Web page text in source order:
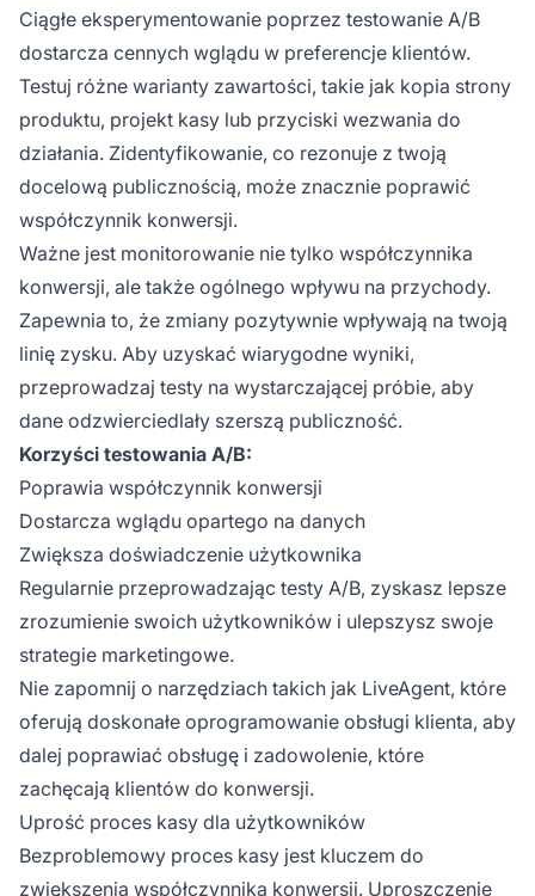
Ciągłe eksperymentowanie poprzez testowanie A/B
dostarcza cennych wglądu w preferencje klientów.
Testuj różne warianty zawartości, takie jak kopia strony
produktu, projekt kasy lub przyciski wezwania do
działania. Zidentyfikowanie, co rezonuje z twoją
docelową publicznością, może znacznie poprawić
współczynnik konwersji.
Ważne jest monitorowanie nie tylko współczynnika
konwersji, ale także ogólnego wpływu na przychody.
Zapewnia to, że zmiany pozytywnie wpływają na twoją
linię zysku. Aby uzyskać wiarygodne wyniki,
przeprowadzaj testy na wystarczającej próbie, aby
dane odzwierciedlały szerszą publiczność.
Korzyści testowania A/B:
Poprawia współczynnik konwersji
Dostarcza wglądu opartego na danych
Zwiększa doświadczenie użytkownika
Regularnie przeprowadzając testy A/B, zyskasz lepsze
zrozumienie swoich użytkowników i ulepszysz swoje
strategie marketingowe.
Nie zapomnij o narzędziach takich jak LiveAgent, które
oferują doskonałe oprogramowanie obsługi klienta, aby
dalej poprawiać obsługę i zadowolenie, które
zachęcają klientów do konwersji.
Uprość proces kasy dla użytkowników
Bezproblemowy proces kasy jest kluczem do
zwiększenia współczynnika konwersji. Uproszczenie